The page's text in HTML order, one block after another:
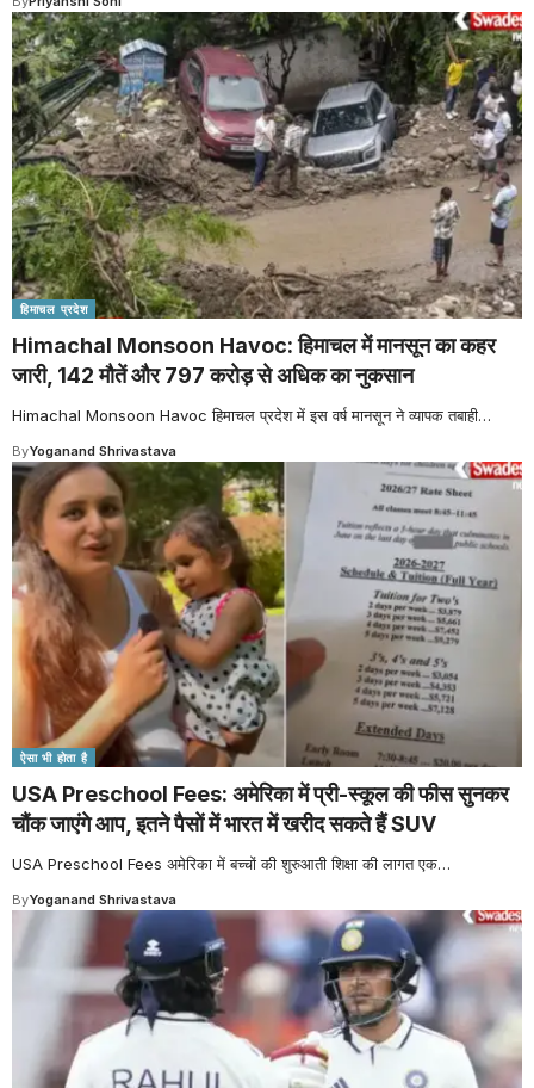
हिमाचल प्रदेश
Himachal Monsoon Havoc: हिमाचल में मानसून का कहर
जारी, 142 मौतें और 797 करोड़ से अधिक का नुकसान
Himachal Monsoon Havoc हिमाचल प्रदेश में इस वर्ष मानसून ने व्यापक तबाही…
ByYoganand Shrivastava
ऐसा भी होता है
USA Preschool Fees: अमेरिका में प्री-स्कूल की फीस सुनकर
चौंक जाएंगे आप, इतने पैसों में भारत में खरीद सकते हैं SUV
USA Preschool Fees अमेरिका में बच्चों की शुरुआती शिक्षा की लागत एक…
ByYoganand Shrivastava